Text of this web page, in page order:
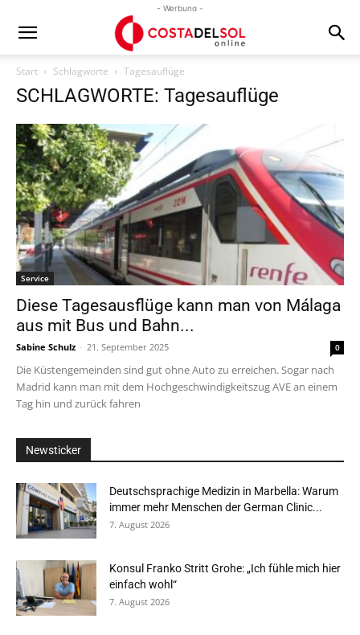
- Werbung -
Start Schlagworte Tagesauflüge
SCHLAGWORTE: Tagesauflüge
Service
Diese Tagesausflüge kann man von Málaga
aus mit Bus und Bahn...
Sabine Schulz - 21. September 2025 0
Die Küstengemeinden sind gut ohne Auto zu erreichen. Sogar nach
Madrid kann man mit dem Hochgeschwindigkeitszug AVE an einem
Tag hin und zurück fahren
Newsticker
Deutschsprachige Medizin in Marbella: Warum
immer mehr Menschen der German Clinic...
7. August 2026
Konsul Franko Stritt Grohe: „Ich fühle mich hier
einfach wohl“
7. August 2026